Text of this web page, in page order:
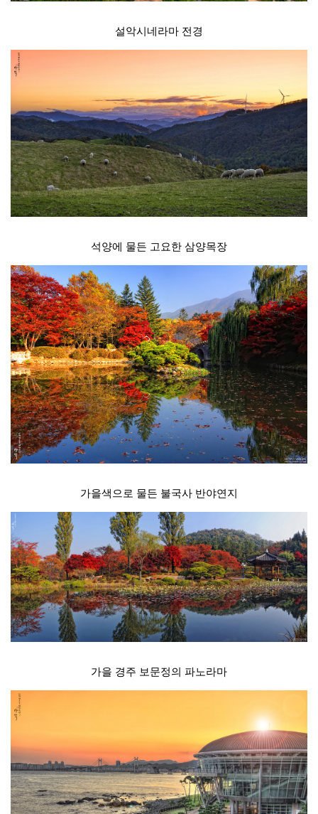
설악시네라마 전경
석양에 물든 고요한 삼양목장
가을색으로 물든 불국사 반야연지
가을 경주 보문정의 파노라마